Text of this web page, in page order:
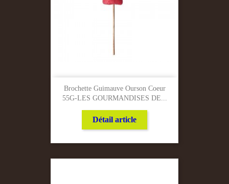
Brochette Guimauve Ourson Coeur
55G-LES GOURMANDISES DE...
Détail article